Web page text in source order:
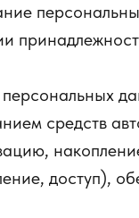
средств
доступ),